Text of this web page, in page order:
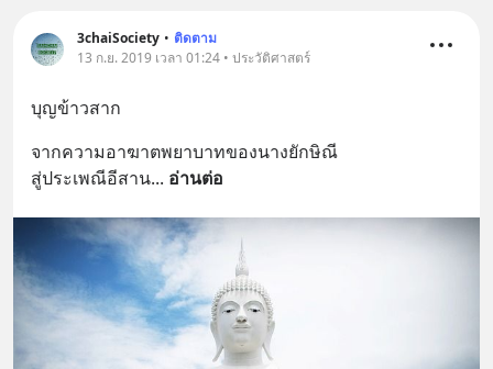
3chaiSociety • ติดตาม
13 ก.ย. 2019 เวลา 01:24 • ประวัติศาสตร์
บุญข้าวสาก
จากความอาฆาตพยาบาทของนางยักษิณี
สู่ประเพณีอีสาน... อ่านต่อ